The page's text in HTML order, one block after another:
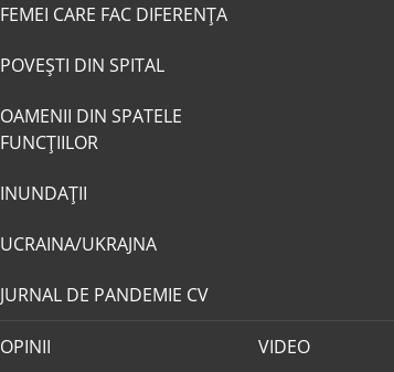
FEMEI CARE FAC DIFERENȚA
POVEŞTI DIN SPITAL
OAMENII DIN SPATELE
FUNCŢIILOR
INUNDAŢII
UCRAINA/UKRAJNA
JURNAL DE PANDEMIE CV
OPINII VIDEO